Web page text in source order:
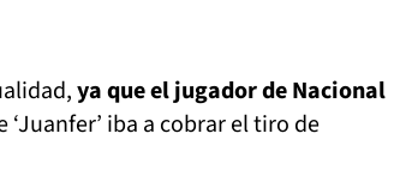
ya que el jugador de Nacional
‘Juanfer’ iba a cobrar el tiro de